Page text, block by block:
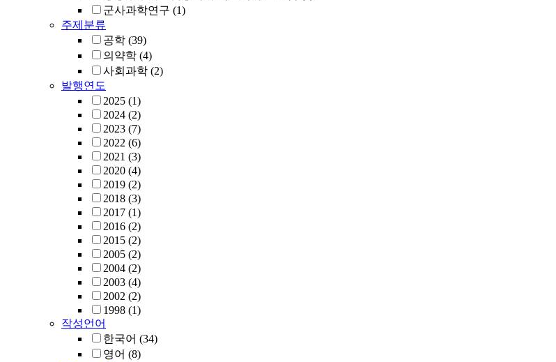
군사과학연구 (1)
주제분류
공학 (39)
의약학 (4)
사회과학 (2)
발행연도
2025 (1)
2024 (2)
2023 (7)
2022 (6)
2021 (3)
2020 (4)
2019 (2)
2018 (3)
2017 (1)
2016 (2)
2015 (2)
2005 (2)
2004 (2)
2003 (4)
2002 (2)
1998 (1)
작성언어
한국어 (34)
영어 (8)